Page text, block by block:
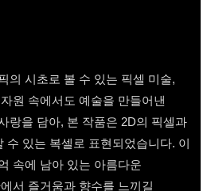
의 시초로 볼 수 있는 픽셀 미술,
원 속에서도 예술을 만들어낸
랑을 담아, 본 작품은 2D의 픽셀과
수 있는 복셀로 표현되었습니다. 이
속에 남아 있는 아름다운
서 즐거움과 향수를 느끼길